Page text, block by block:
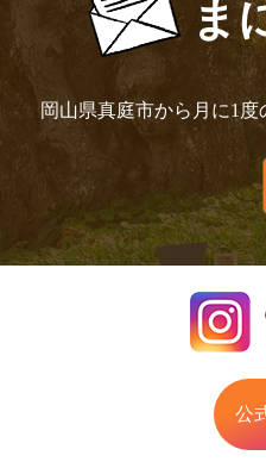
ま
岡山県真庭市から月に1
公